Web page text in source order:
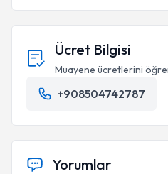
Ücret Bilgisi
Muayene ücretlerini
+908504742787
Yorumlar